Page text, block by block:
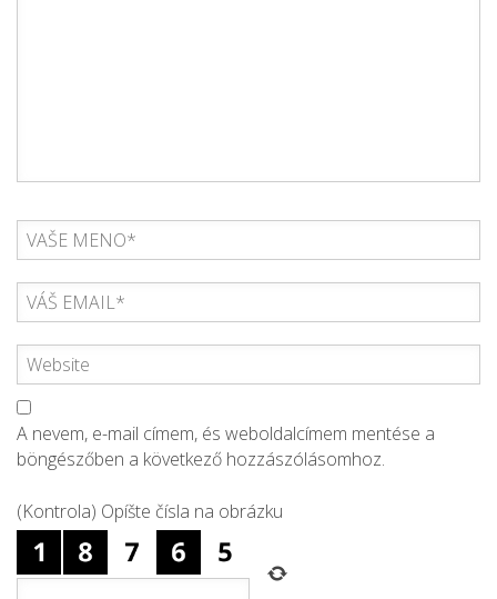
A nevem, e-mail címem, és weboldalcímem mentése a
böngészőben a következő hozzászólásomhoz.
(Kontrola) Opíšte čísla na obrázku